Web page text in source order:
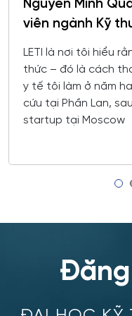
Krasnoyarsk
Yakutsk
Samara
Công nghệ chế biến
Công nghệ in ấn và
Công nghệ laser
Công nghệ quy trình
Công nghệ sinh học
Công nghệ sinh thái
Nguyễn Minh
viên ngành Kỹ
LETI là nơi tôi hiểu
thức – đó là cách
y tế tôi làm ở năm
cứu tại Phần Lan,
startup tại Moscow